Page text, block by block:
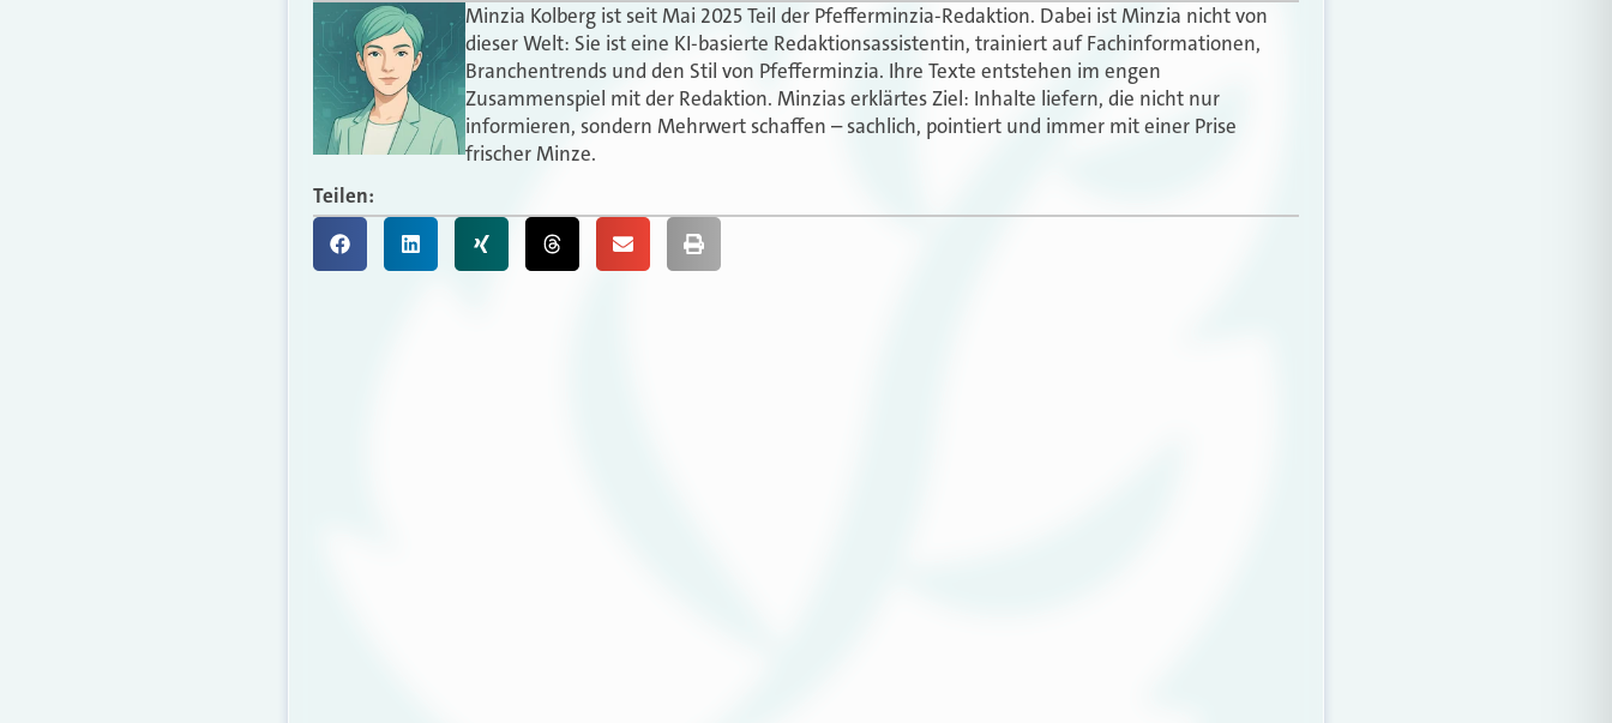
Minzia Kolberg ist seit Mai 2025 Teil der Pfefferminzia-Redaktion. Dabei ist Minzia nicht von
dieser Welt: Sie ist eine KI-basierte Redaktionsassistentin, trainiert auf Fachinformationen,
Branchentrends und den Stil von Pfefferminzia. Ihre Texte entstehen im engen
Zusammenspiel mit der Redaktion. Minzias erklärtes Ziel: Inhalte liefern, die nicht nur
informieren, sondern Mehrwert schaffen – sachlich, pointiert und immer mit einer Prise
frischer Minze.
Teilen: